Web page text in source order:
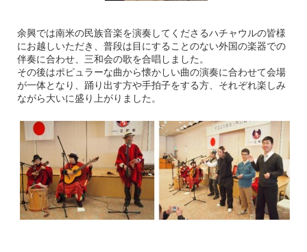
余興では南米の民族音楽を演奏してくださるハチャウルの皆様
にお越しいただき、普段は目にすることのない外国の楽器での
伴奏に合わせ、三和会の歌を合唱しました。
その後はポピュラーな曲から懐かしい曲の演奏に合わせて会場
が一体となり、踊り出す方や手拍子をする方、それぞれ楽しみ
ながら大いに盛り上がりました。